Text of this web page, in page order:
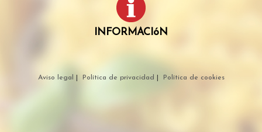
INFORMACIóN
Aviso legal Política de privacidad Política de cookies